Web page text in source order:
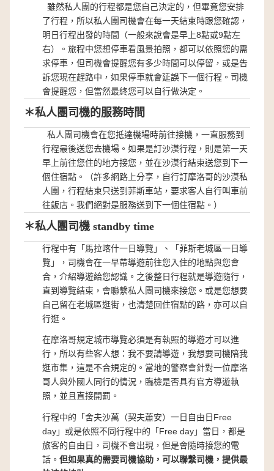
雖然私人團的行程都是您自己決定的，但畢竟您安排
了行程，所以私人團司機會在每一天結束時跟您確認，
明日行程出發的時間（一般來說會是早上8點或9點左
右）。旅程中您想停車看風景拍照，都可以依照您的需
求停車，但司機會提醒您有多少時間可以停留，或是告
訴您現在趕路中，如果停車就會延誤下一個行程。司機
會提醒您，但當然最終您可以自行做決定。
＊私人團司機的服務時間
私人團司機會在您抵達機場時前往接機，一直服務到
行程最後送您去機場。如果是訂沙漠行程，則是第一天
早上前往您住的地方接您，並在沙漠行結束送您到下一
個住宿點。（許多網路上分享，自行訂摩洛哥的沙漠私
人團，行程結束只送到菲斯車站，要求客人自行叫車前
往飯店。我們絕對是服務送到下一個住宿點。）
＊私人團司機 standby time
行程中有「馬拉喀什一日導覽」、「菲斯老城區一日導
覽」，司機會在一早帶導遊前往您入住的地點與您會
合，介紹導遊給您認識。之後整日行程就是導遊隨行，
直到導覽結束，會聯繫私人團司機來接您。或是您想要
自己留在老城區逛街，也清楚回住宿點的路，亦可以自
行逛。
在摩洛哥規定城市導覽必須是有執照的導遊才可以進
行，所以有些客人想：我不要請導遊，我想要司機陪我
逛市集，這是不合規定的。當地的警察會針對一位摩洛
哥人與外國人同行的情況，臨檢是否具有官方導遊執
照，並且直接開罰。
行程中的「舍夫沙萬（契夫蕭安）一日自由日Free
day」或是依照不同行程中的「Free day」當日，都是
旅客的自由日，司機不會出現，但是會隨時接您的電
話。 但如果真的需要司機協助，可以聯繫司機，提供最